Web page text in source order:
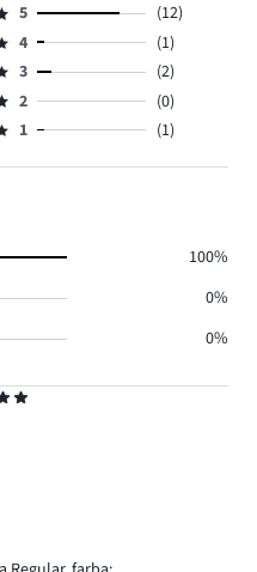
12.
5
(12)
4
(1)
3
(2)
2
(0)
1 (1)
100%
0%
0%